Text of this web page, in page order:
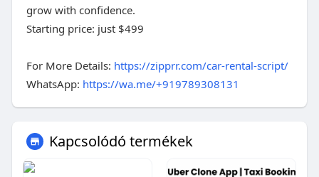
grow with confidence.
Starting price: just $499
For More Details: https://zipprr.com/car-rental-script/
WhatsApp: https://wa.me/+919789308131
Kapcsolódó termékek